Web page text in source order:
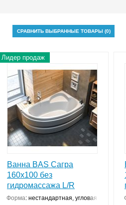
СРАВНИТЬ ВЫБРАННЫЕ ТОВАРЫ (0)
Лидер продаж
Ванна BAS Сагра
160x100 без
гидромассажа L/R
Форма: нестандартная, угловая